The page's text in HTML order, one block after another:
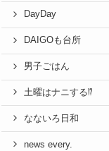
DayDay
DAIGOも台所
男子ごはん
土曜はナニする⁉
なないろ日和
news every.